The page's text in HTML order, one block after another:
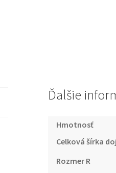
Ďalšie
Hmotnosť
Celková šírka
Rozmer R